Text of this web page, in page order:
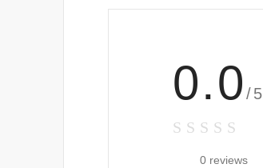
0.0 /5
0 reviews